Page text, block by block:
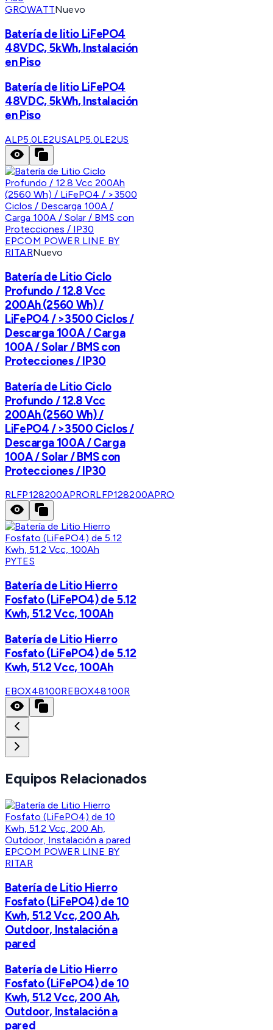
GROWATTNuevo
Batería de litio LiFePO4
48VDC, 5kWh, Instalación
en Piso
Batería de litio LiFePO4
48VDC, 5kWh, Instalación
en Piso
ALP5.0LE2USALP5.0LE2US
EPCOM POWER LINE BY
RITARNuevo
Batería de Litio Ciclo
Profundo / 12.8 Vcc
200Ah (2560 Wh) /
LiFePO4 / >3500 Ciclos /
Descarga 100A / Carga
100A / Solar / BMS con
Protecciones / IP30
Batería de Litio Ciclo
Profundo / 12.8 Vcc
200Ah (2560 Wh) /
LiFePO4 / >3500 Ciclos /
Descarga 100A / Carga
100A / Solar / BMS con
Protecciones / IP30
RLFP128200APRORLFP128200APRO
PYTES
Batería de Litio Hierro
Fosfato (LiFePO4) de 5.12
Kwh, 51.2 Vcc, 100Ah
Batería de Litio Hierro
Fosfato (LiFePO4) de 5.12
Kwh, 51.2 Vcc, 100Ah
EBOX48100REBOX48100R
Equipos Relacionados
EPCOM POWER LINE BY
RITAR
Batería de Litio Hierro
Fosfato (LiFePO4) de 10
Kwh, 51.2 Vcc, 200 Ah,
Outdoor, Instalación a
pared
Batería de Litio Hierro
Fosfato (LiFePO4) de 10
Kwh, 51.2 Vcc, 200 Ah,
Outdoor, Instalación a
pared